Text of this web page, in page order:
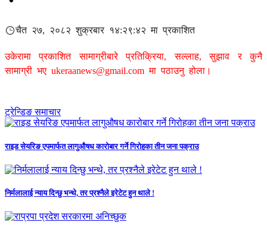
चैत २७, २०८२ शुक्रबार १४:२९:४२ मा प्रकाशित
उकेरामा प्रकाशित सामाग्रीबारे प्रतिक्रिया, सल्लाह, सुझाव र कुनै
सामाग्री भए ukeraanews@gmail.com मा पठाउनु होला।
ट्रेन्डिङ समाचार
राइड सेयरिङ एपमार्फत लागुऔषध कारोबार गर्ने गिरोहका तीन जना पक्राउ
निर्मलालाई न्याय दिन्छु भन्थे, तर प्रश्नैले इरेटेट हुन थाले !